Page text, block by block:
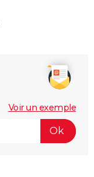
Voir un exemple